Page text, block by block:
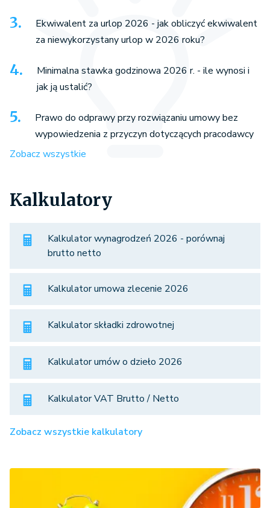
Ekwiwalent za urlop 2026 - jak obliczyć ekwiwalent
za niewykorzystany urlop w 2026 roku?
Minimalna stawka godzinowa 2026 r. - ile wynosi i
jak ją ustalić?
Prawo do odprawy przy rozwiązaniu umowy bez
wypowiedzenia z przyczyn dotyczących pracodawcy
Zobacz wszystkie
Kalkulatory
Kalkulator wynagrodzeń 2026 - porównaj
brutto netto
Kalkulator umowa zlecenie 2026
Kalkulator składki zdrowotnej
Kalkulator umów o dzieło 2026
Kalkulator VAT Brutto / Netto
Zobacz wszystkie kalkulatory